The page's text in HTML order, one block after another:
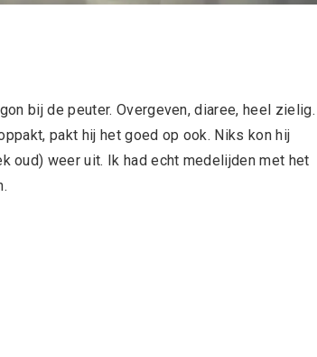
bij de peuter. Overgeven, diaree, heel zielig.
pakt hij het goed op ook. Niks kon hij
oud) weer uit. Ik had echt medelijden met het